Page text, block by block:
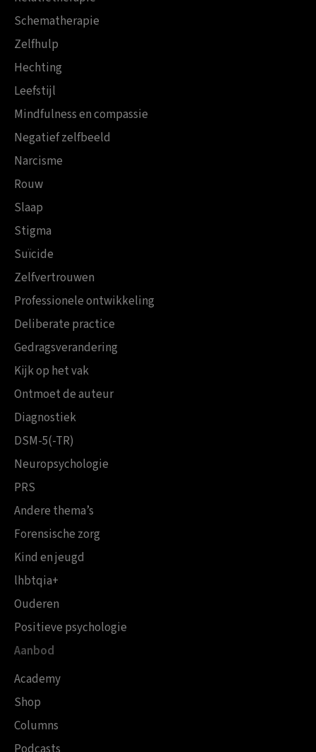
Schematherapie
Zelfhulp
Hechting
Leefstijl
Mindfulness en compassie
Negatief zelfbeeld
Narcisme
Rouw
Slaap
Stigma
Suïcide
Zelfvertrouwen
Professionele ontwikkeling
Deliberate practice
Gedragsverandering
Kijk op het vak
Ontmoet de auteur
Diagnostiek
DSM-5(-TR)
Neuropsychologie
PRS
Andere thema’s
Forensische zorg
Kind en jeugd
lhbtqia+
Ouderen
Positieve psychologie
Aanbod
Academy
Shop
Columns